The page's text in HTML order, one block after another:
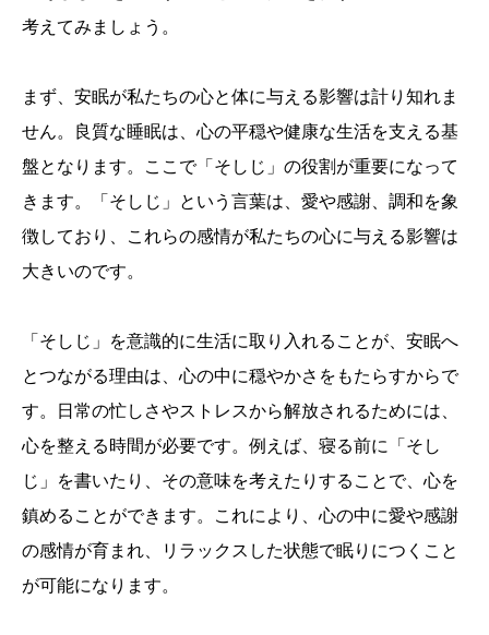
考えてみましょう。
まず、安眠が私たちの心と体に与える影響は計り知れま
せん。良質な睡眠は、心の平穏や健康な生活を支える基
盤となります。ここで「そしじ」の役割が重要になって
きます。「そしじ」という言葉は、愛や感謝、調和を象
徴しており、これらの感情が私たちの心に与える影響は
大きいのです。
「そしじ」を意識的に生活に取り入れることが、安眠へ
とつながる理由は、心の中に穏やかさをもたらすからで
す。日常の忙しさやストレスから解放されるためには、
心を整える時間が必要です。例えば、寝る前に「そし
じ」を書いたり、その意味を考えたりすることで、心を
鎮めることができます。これにより、心の中に愛や感謝
の感情が育まれ、リラックスした状態で眠りにつくこと
が可能になります。